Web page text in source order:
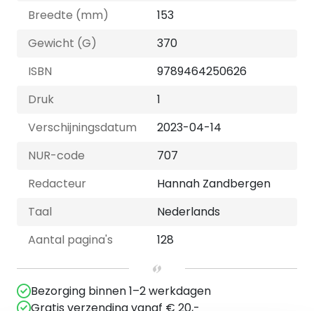
Breedte (mm)
153
Gewicht (G)
370
ISBN
9789464250626
Druk
1
Verschijningsdatum
2023-04-14
NUR-code
707
Redacteur
Hannah Zandbergen
Taal
Nederlands
Aantal pagina's
128
Bezorging binnen 1–2 werkdagen